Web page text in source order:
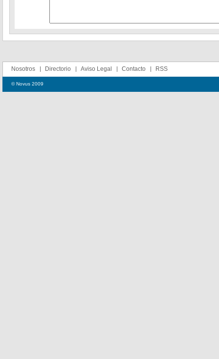
Nosotros Directorio Aviso Legal Contacto RSS
© Novus 2009